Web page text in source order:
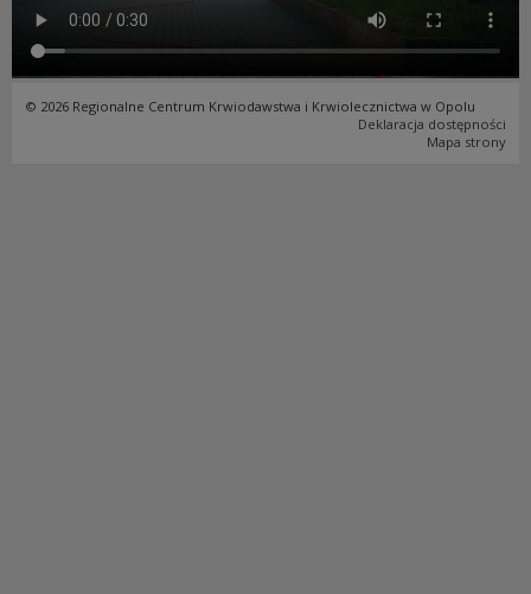
© 2026 Regionalne Centrum Krwiodawstwa i Krwiolecznictwa w Opolu
Deklaracja dostępności
Mapa strony